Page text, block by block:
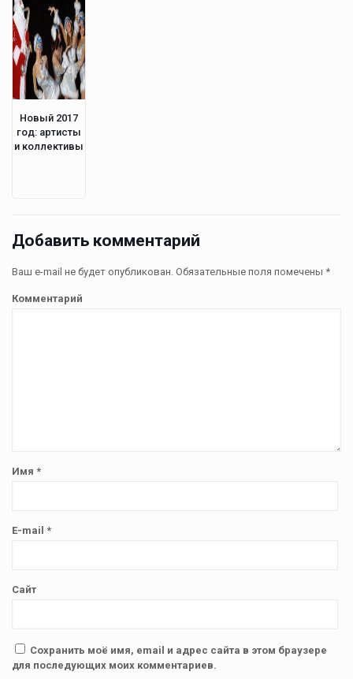
Новый 2017
год: артисты
и коллективы
Добавить комментарий
Ваш e-mail не будет опубликован. Обязательные поля помечены *
Комментарий
Имя *
E-mail *
Сайт
Сохранить моё имя, email и адрес сайта в этом браузере
для последующих моих комментариев.